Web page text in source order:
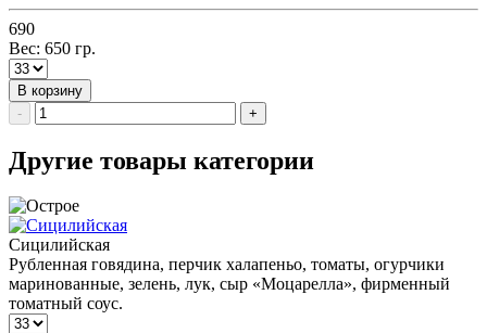
690
Вес: 650 гр.
В корзину
-
+
Другие товары категории
Сицилийская
Рубленная говядина, перчик халапеньо, томаты, огурчики
маринованные, зелень, лук, сыр «Моцарелла», фирменный
томатный соус.